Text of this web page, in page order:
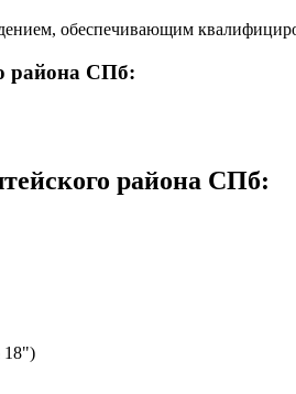
обеспечивающим
района СПб:
района СПб:
18")